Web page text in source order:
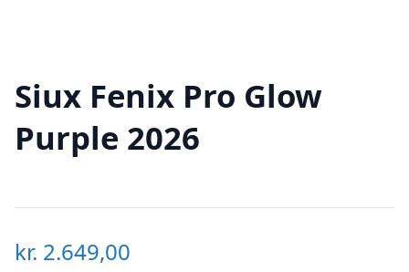
Siux Fenix Pro Glow
Purple 2026
kr. 2.649,00